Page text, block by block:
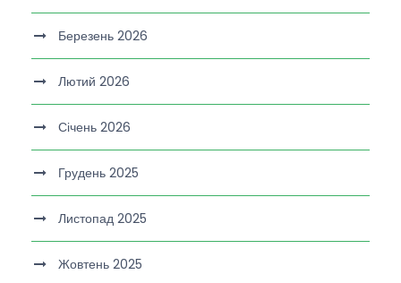
Березень 2026
Лютий 2026
Січень 2026
Грудень 2025
Листопад 2025
Жовтень 2025